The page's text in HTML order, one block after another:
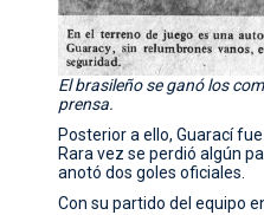
El brasileño se ganó los
prensa.
Posterior a ello, Guarací
Rara vez se perdió algún
anotó dos goles oficiales.
Con su partido del equipo